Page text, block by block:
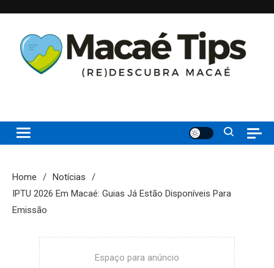
content
Princesinha do Atlântico
Home
Notícias
IPTU 2026 Em Macaé: Guias Já Estão Disponíveis Para
Emissão
Espaço para anúncio